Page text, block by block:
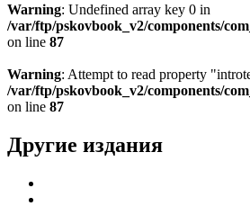
Warning: Undefined array key 0 in
/var/ftp/pskovbook_v2/components/
on line 87
Warning: Attempt to read property
/var/ftp/pskovbook_v2/components/
on line 87
Другие издания